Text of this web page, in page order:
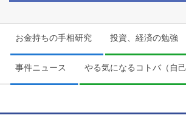
Navigation
お金持ちの手相研究 投資、経済の勉強
事件ニュース やる気になるコトバ（自己